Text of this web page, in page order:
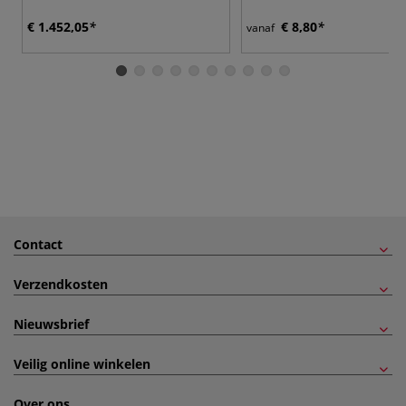
€ 1.452,05 vanaf € 8,80
Contact
Verzendkosten
Nieuwsbrief
Veilig online winkelen